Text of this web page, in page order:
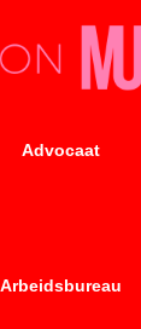
Advocaat
Arbeidsbureau